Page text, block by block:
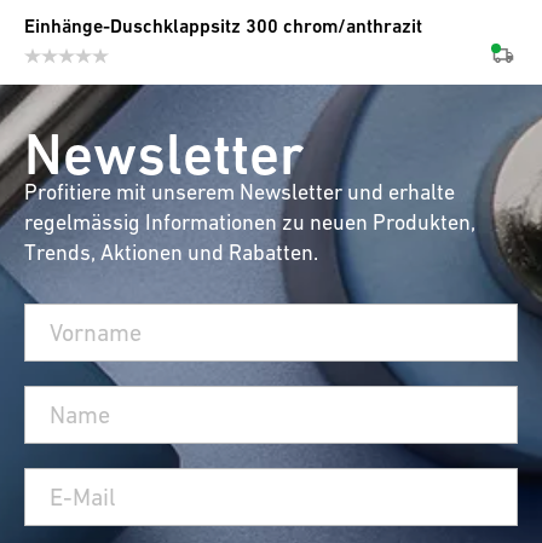
Einhänge-Duschklappsitz 300 chrom/anthrazit
Newsletter
Profitiere mit unserem Newsletter und erhalte
regelmässig Informationen zu neuen Produkten,
Trends, Aktionen und Rabatten.